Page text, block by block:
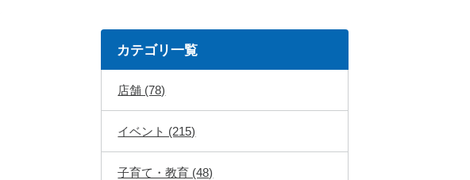
カテゴリ一覧
店舗 (78)
イベント (215)
子育て・教育 (48)